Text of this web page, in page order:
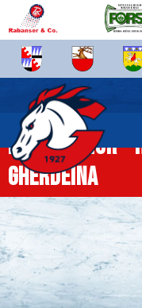
News senior -
Gherdëina